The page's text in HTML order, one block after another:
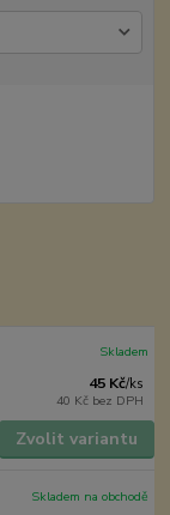
45 Kč/ks
40 Kč bez DPH
Skladem
Zvolit variantu
Skladem na obchodě